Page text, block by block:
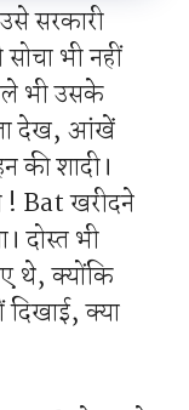
सरकारी
भी नहीं
भी उसके
देख, आंखें
की शादी।
! Bat खरीदने
दोस्त भी
थे, क्योंकि
क्या